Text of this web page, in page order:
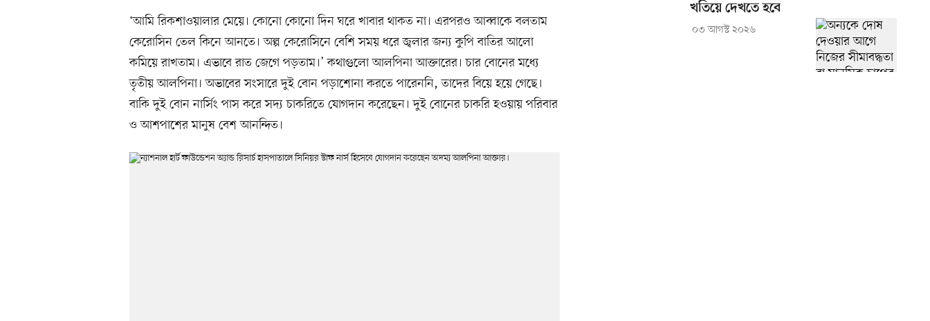
‘আমি রিকশাওয়ালার মেয়ে। কোনো কোনো দিন ঘরে খাবার থাকত না। এরপরও আব্বাকে বলতাম
কেরোসিন তেল কিনে আনতে। অল্প কেরোসিনে বেশি সময় ধরে জ্বলার জন্য কুপি বাতির আলো
কমিয়ে রাখতাম। এভাবে রাত জেগে পড়তাম।’ কথাগুলো আলপিনা আক্তারের। চার বোনের মধ্যে
তৃতীয় আলপিনা। অভাবের সংসারে দুই বোন পড়াশোনা করতে পারেননি, তাদের বিয়ে হয়ে গেছে।
বাকি দুই বোন নার্সিং পাস করে সদ্য চাকরিতে যোগদান করেছেন। দুই বোনের চাকরি হওয়ায় পরিবার
ও আশপাশের মানুষ বেশ আনন্দিত।
খতিয়ে দেখতে হবে
০৩ আগস্ট ২০২৬